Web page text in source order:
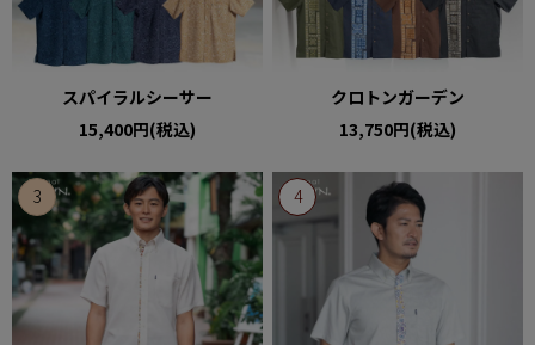
スパイラルシーサー
15,400円(税込)
クロトンガーデン
13,750円(税込)